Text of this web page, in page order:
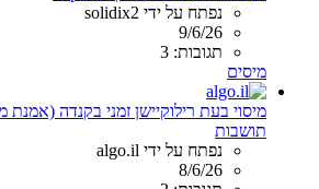
נפתח על ידי solidix2
9/6/26
תגובות: 3
מיסים
מיסוי בעת רילוקיישן זמני בקנדה
תושבות
נפתח על ידי algo.il
8/6/26